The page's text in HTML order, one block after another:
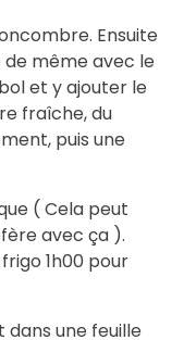
Ensuite
même avec le
et y ajouter le
fraîche, du
puis une
( Cela peut
avec ça ).
1h00 pour
une feuille